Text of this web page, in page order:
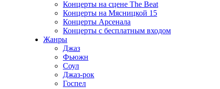
Концерты на сцене The Beat
Концерты на Мясницкой 15
Концерты Арсенала
Концерты с бесплатным входом
Жанры
Джаз
Фьюжн
Соул
Джаз-рок
Госпел